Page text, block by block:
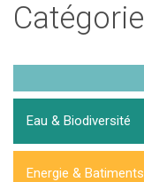
Catégorie
Eau & Biodiversité
Energie & Batiments